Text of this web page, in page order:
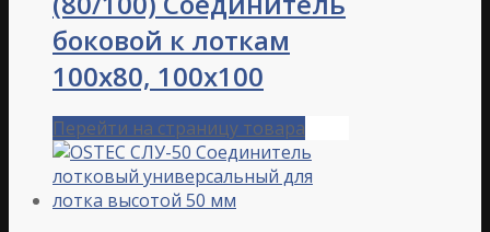
боковой к лоткам
100х80, 100х100
Перейти на страницу товара